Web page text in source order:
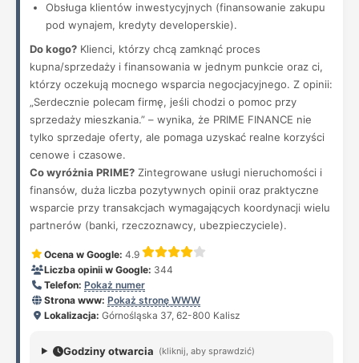
Obsługa klientów inwestycyjnych (finansowanie zakupu
pod wynajem, kredyty developerskie).
Do kogo? Klienci, którzy chcą zamknąć proces
kupna/sprzedaży i finansowania w jednym punkcie oraz ci,
którzy oczekują mocnego wsparcia negocjacyjnego. Z opinii:
„Serdecznie polecam firmę, jeśli chodzi o pomoc przy
sprzedaży mieszkania.” – wynika, że PRIME FINANCE nie
tylko sprzedaje oferty, ale pomaga uzyskać realne korzyści
cenowe i czasowe.
Co wyróżnia PRIME? Zintegrowane usługi nieruchomości i
finansów, duża liczba pozytywnych opinii oraz praktyczne
wsparcie przy transakcjach wymagających koordynacji wielu
partnerów (banki, rzeczoznawcy, ubezpieczyciele).
Ocena w Google: 4.9
Liczba opinii w Google: 344
Telefon: Pokaż numer
Strona www: Pokaż stronę WWW
Lokalizacja: Górnośląska 37, 62-800 Kalisz
Godziny otwarcia (kliknij, aby sprawdzić)